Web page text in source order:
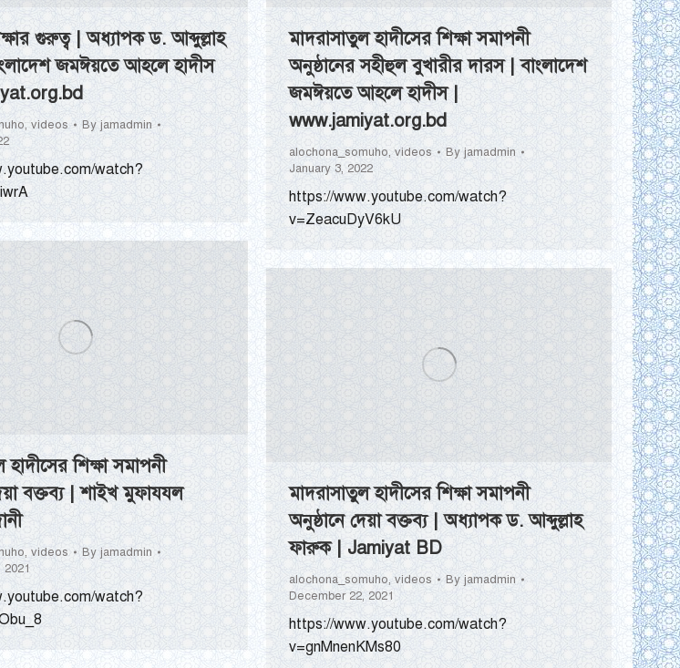
গুরুত্ব | অধ্যাপক ড. আব্দুল্লাহ
জমঈয়তে আহলে হাদীস
, videos By jamadmin
watch?
মাদরাসাতুল হাদীসের শিক্ষা সমাপনী
অনুষ্ঠানের সহীহুল বুখারীর দারস | বাংলাদেশ
জমঈয়তে আহলে হাদীস |
www.jamiyat.org.bd
alochona_somuho, videos By jamadmin
January 3, 2022
https://www.youtube.com/watch?
v=ZeacuDyV6kU
শিক্ষা সমাপনী
বক্তব্য | শাইখ মুফাযযল
, videos Byjamadmin
watch?
মাদরাসাতুল হাদীসের শিক্ষা সমাপনী
অনুষ্ঠানে দেয়া বক্তব্য | অধ্যাপক ড. আব্দুল্লাহ
ফারুক | Jamiyat BD
alochona_somuho, videos By jamadmin
December 22, 2021
https://www.youtube.com/watch?
v=gnMnenKMs80